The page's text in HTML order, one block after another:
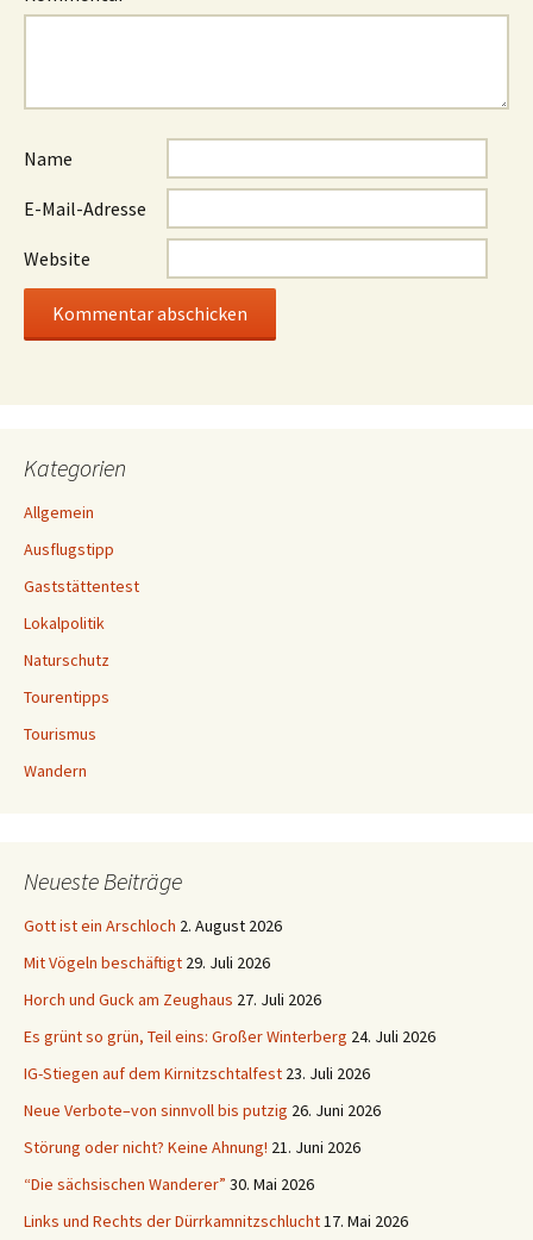
Name
E-Mail-Adresse
Website
Kategorien
Allgemein
Ausflugstipp
Gaststättentest
Lokalpolitik
Naturschutz
Tourentipps
Tourismus
Wandern
Neueste Beiträge
Gott ist ein Arschloch 2. August 2026
Mit Vögeln beschäftigt 29. Juli 2026
Horch und Guck am Zeughaus 27. Juli 2026
Es grünt so grün, Teil eins: Großer Winterberg 24. Juli 2026
IG-Stiegen auf dem Kirnitzschtalfest 23. Juli 2026
Neue Verbote–von sinnvoll bis putzig 26. Juni 2026
Störung oder nicht? Keine Ahnung! 21. Juni 2026
“Die sächsischen Wanderer” 30. Mai 2026
Links und Rechts der Dürrkamnitzschlucht17. Mai 2026